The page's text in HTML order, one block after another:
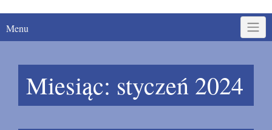
Menu
Miesiąc: styczeń 2024